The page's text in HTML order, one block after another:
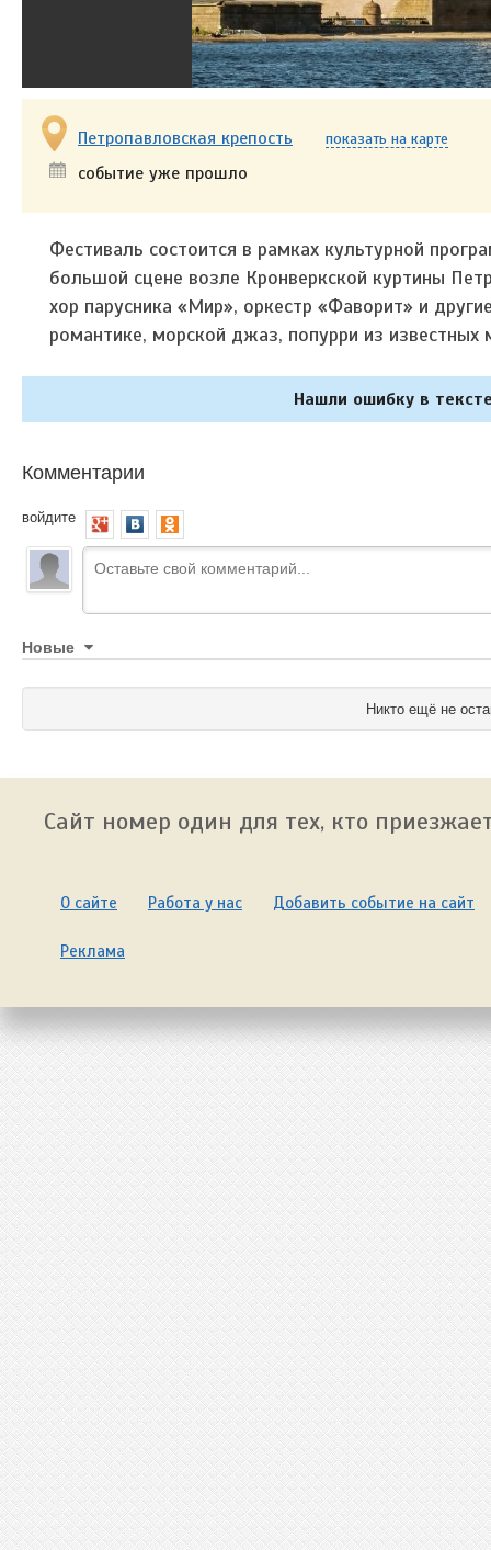
Петропавловская крепость показать на карте
событие уже прошло
Фестиваль состоится в рамках культурной
большой сцене возле Кронверкской куртины
хор парусника «Мир», оркестр «Фаворит» и
романтике, морской джаз, попурри из известных
Нашли ошибку в
Комментарии
войдите
Новые
Никто ещё не
Сайт номер один для тех, кто
О сайте Работа у нас Добавить событие на сайт
Реклама